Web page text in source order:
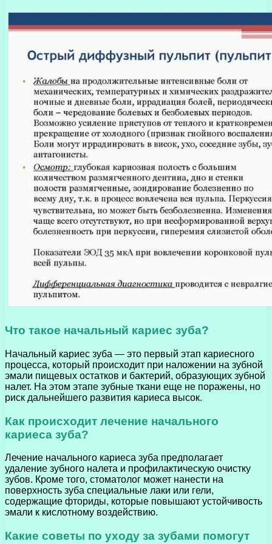
Что такое начальный кариес зуба?
Начальный кариес зуба — это первый этап кариесного
процесса, который происходит при наложении на зубной
эмали пищевых остатков и бактерий, образующих зубной
налет. На этом этапе зубные ткани еще не поражены, но
риск дальнейшего развития кариеса высок.
Как происходит лечение начального
кариеса зуба?
Лечение начального кариеса зуба предполагает
удаление зубного налета и профилактическую очистку
зубов. Кроме того, стоматолог может нанести на
поверхность зуба специальные лаки или гели,
содержащие фториды, которые повышают устойчивость
эмали к кислотному воздействию.
Какие советы по уходу за зубами помогут